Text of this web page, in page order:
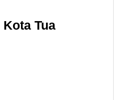
Tua